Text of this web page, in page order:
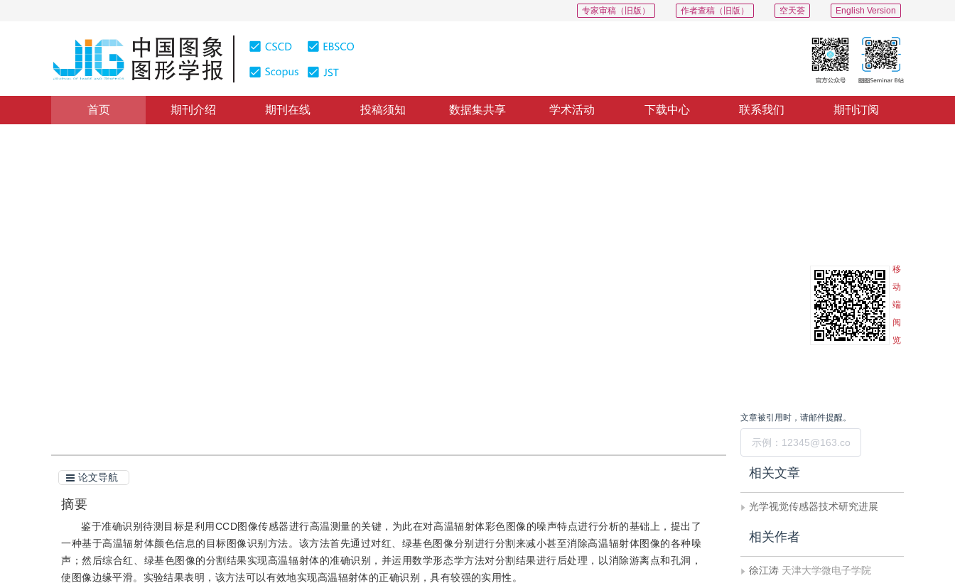
English Version
空天荟
作者查稿（旧版）
专家审稿（旧版）
首页 期刊介绍 期刊在线 投稿须知 数据集共享 学术活动 下载中心 联系我们 期刊订阅
移
动
端
阅
览
论文导航
摘要
鉴于准确识别待测目标是利用CCD图像传感器进行高温测量的关键，为此在对高温辐射体彩色图像的噪声特点进行分析的基础上，提出了
一种基于高温辐射体颜色信息的目标图像识别方法。该方法首先通过对红、绿基色图像分别进行分割来减小甚至消除高温辐射体图像的各种噪
声；然后综合红、绿基色图像的分割结果实现高温辐射体的准确识别，并运用数学形态学方法对分割结果进行后处理，以消除游离点和孔洞，
使图像边缘平滑。实验结果表明，该方法可以有效地实现高温辐射体的正确识别，具有较强的实用性。
文章被引用时，请邮件提醒。
相关文章
光学视觉传感器技术研究进展
相关作者
徐江涛 天津大学微电子学院